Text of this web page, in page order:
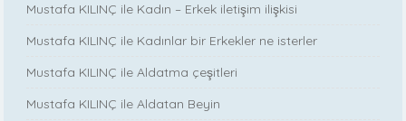
Mustafa KILINÇ ile Kadın – Erkek iletişim ilişkisi
Mustafa KILINÇ ile Kadınlar bir Erkekler ne isterler
Mustafa KILINÇ ile Aldatma çeşitleri
Mustafa KILINÇ ile Aldatan Beyin